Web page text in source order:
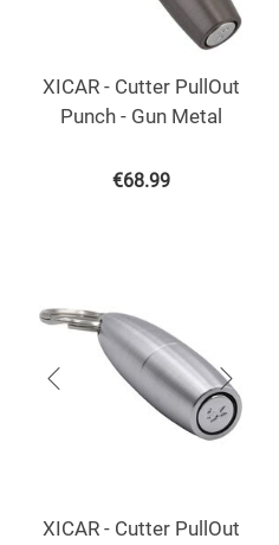
XICAR - Cutter PullOut
Punch - Gun Metal
€68.99
XICAR - Cutter PullOut